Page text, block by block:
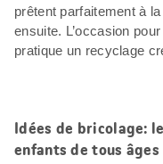
prêtent parfaitement à
ensuite. L’occasion
pratique un recyclage
Idées de bricolage:
enfants de tous âges